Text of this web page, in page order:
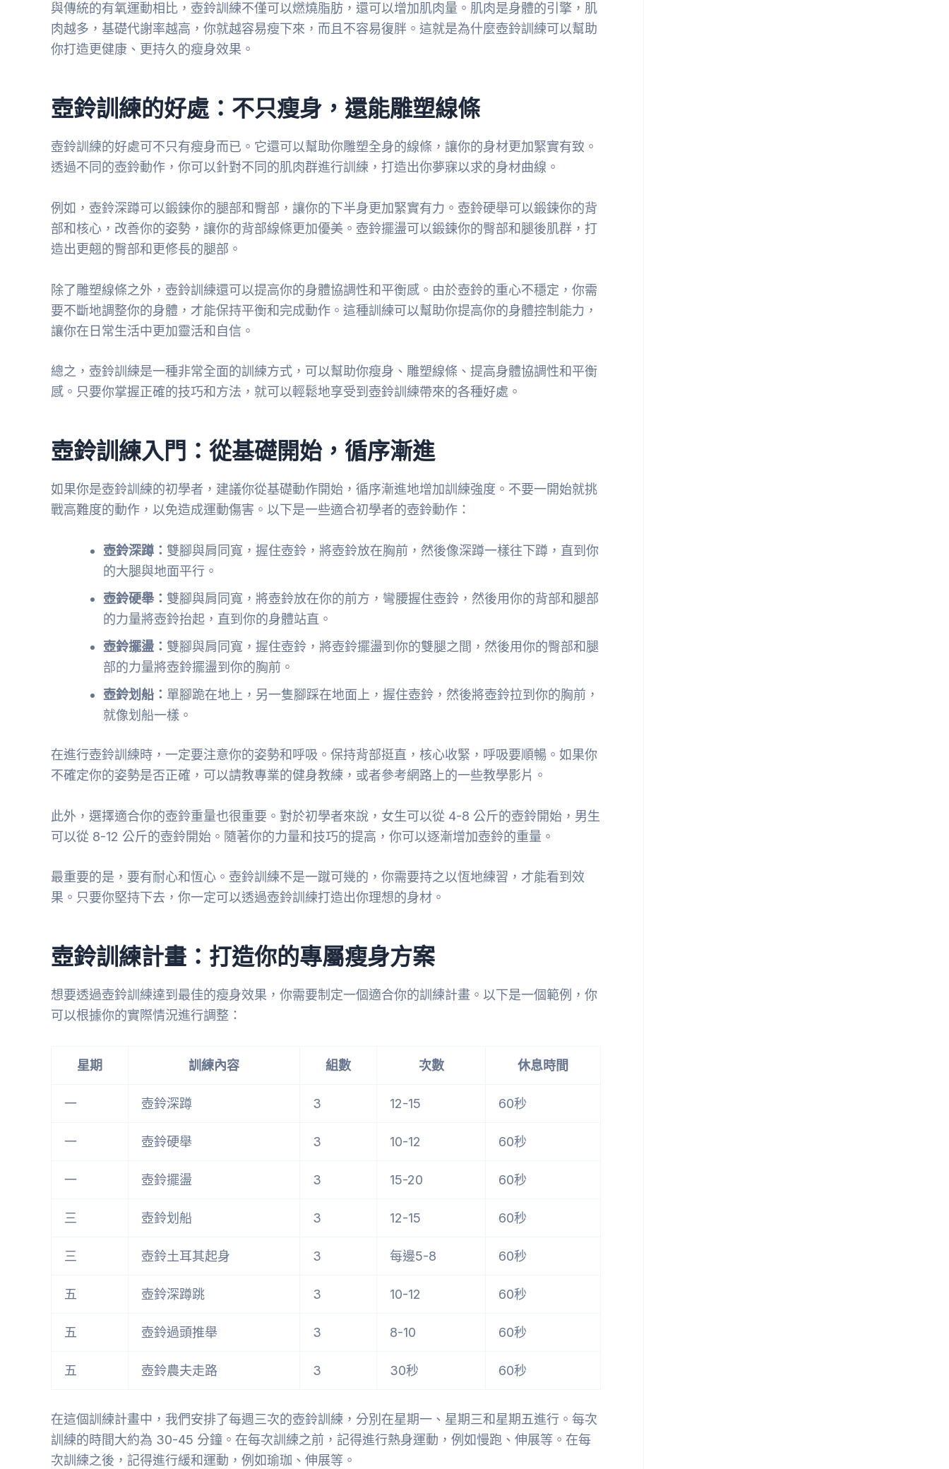
與傳統的有氧運動相比，壺鈴訓練不僅可以燃燒脂肪，還可以增加肌肉量。肌肉是身體的引擎，肌
肉越多，基礎代謝率越高，你就越容易瘦下來，而且不容易復胖。這就是為什麼壺鈴訓練可以幫助
你打造更健康、更持久的瘦身效果。
壺鈴訓練的好處：不只瘦身，還能雕塑線條
壺鈴訓練的好處可不只有瘦身而已。它還可以幫助你雕塑全身的線條，讓你的身材更加緊實有致。
透過不同的壺鈴動作，你可以針對不同的肌肉群進行訓練，打造出你夢寐以求的身材曲線。
例如，壺鈴深蹲可以鍛鍊你的腿部和臀部，讓你的下半身更加緊實有力。壺鈴硬舉可以鍛鍊你的背
部和核心，改善你的姿勢，讓你的背部線條更加優美。壺鈴擺盪可以鍛鍊你的臀部和腿後肌群，打
造出更翹的臀部和更修長的腿部。
除了雕塑線條之外，壺鈴訓練還可以提高你的身體協調性和平衡感。由於壺鈴的重心不穩定，你需
要不斷地調整你的身體，才能保持平衡和完成動作。這種訓練可以幫助你提高你的身體控制能力，
讓你在日常生活中更加靈活和自信。
總之，壺鈴訓練是一種非常全面的訓練方式，可以幫助你瘦身、雕塑線條、提高身體協調性和平衡
感。只要你掌握正確的技巧和方法，就可以輕鬆地享受到壺鈴訓練帶來的各種好處。
壺鈴訓練入門：從基礎開始，循序漸進
如果你是壺鈴訓練的初學者，建議你從基礎動作開始，循序漸進地增加訓練強度。不要一開始就挑
戰高難度的動作，以免造成運動傷害。以下是一些適合初學者的壺鈴動作：
壺鈴深蹲： 雙腳與肩同寬，握住壺鈴，將壺鈴放在胸前，然後像深蹲一樣往下蹲，直到你
的大腿與地面平行。
壺鈴硬舉： 雙腳與肩同寬，將壺鈴放在你的前方，彎腰握住壺鈴，然後用你的背部和腿部
的力量將壺鈴抬起，直到你的身體站直。
壺鈴擺盪： 雙腳與肩同寬，握住壺鈴，將壺鈴擺盪到你的雙腿之間，然後用你的臀部和腿
部的力量將壺鈴擺盪到你的胸前。
壺鈴划船： 單腳跪在地上，另一隻腳踩在地面上，握住壺鈴，然後將壺鈴拉到你的胸前，
就像划船一樣。
在進行壺鈴訓練時，一定要注意你的姿勢和呼吸。保持背部挺直，核心收緊，呼吸要順暢。如果你
不確定你的姿勢是否正確，可以請教專業的健身教練，或者參考網路上的一些教學影片。
此外，選擇適合你的壺鈴重量也很重要。對於初學者來說，女生可以從 4-8 公斤的壺鈴開始，男生
可以從 8-12 公斤的壺鈴開始。隨著你的力量和技巧的提高，你可以逐漸增加壺鈴的重量。
最重要的是，要有耐心和恆心。壺鈴訓練不是一蹴可幾的，你需要持之以恆地練習，才能看到效
果。只要你堅持下去，你一定可以透過壺鈴訓練打造出你理想的身材。
壺鈴訓練計畫：打造你的專屬瘦身方案
想要透過壺鈴訓練達到最佳的瘦身效果，你需要制定一個適合你的訓練計畫。以下是一個範例，你
可以根據你的實際情況進行調整：
星期 訓練內容 組數 次數 休息時間
一 壺鈴深蹲 3 12-15 60秒
一 壺鈴硬舉 3 10-12 60秒
一 壺鈴擺盪 3 15-20 60秒
三 壺鈴划船 3 12-15 60秒
三 壺鈴土耳其起身 3 每邊5-8 60秒
五 壺鈴深蹲跳 3 10-12 60秒
五 壺鈴過頭推舉 3 8-10 60秒
五 壺鈴農夫走路 3 30秒 60秒
在這個訓練計畫中，我們安排了每週三次的壺鈴訓練，分別在星期一、星期三和星期五進行。每次
訓練的時間大約為 30-45 分鐘。在每次訓練之前，記得進行熱身運動，例如慢跑、伸展等。在每
次訓練之後，記得進行緩和運動，例如瑜珈、伸展等。